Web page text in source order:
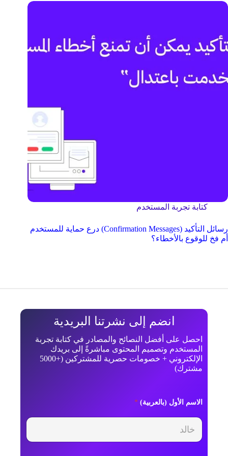
كتابة تجربة المستخدم
رسائل التأكيد (Confirmation Messages) درع حماية للمستخدم
أم فخ للوقوع بالأخطاء؟
انضم إلى نشرتنا البريدية
احصل على أفضل النصائح والمصادر في كتابة تجربة
المستخدم وتصميم المحتوى مباشرةً إلى بريدك
الإلكتروني + خصومات حصرية للمشتركين (+5000
مشترك)
الاسم الأول (بالعربية)*
ل
س
ب